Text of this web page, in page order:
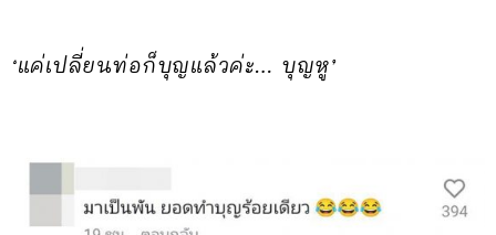
‘แค่เปลี่ยนท่อก็บุญแล้วค่ะ… บุญหู’